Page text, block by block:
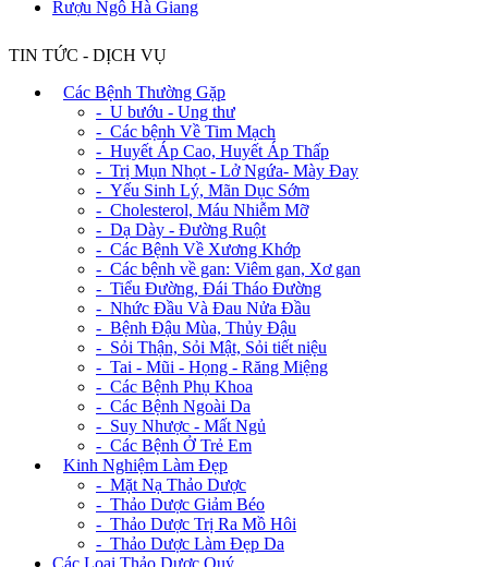
Rượu Ngô Hà Giang
TIN TỨC - DỊCH VỤ
Các Bệnh Thường Gặp
- U bướu - Ung thư
- Các bệnh Về Tim Mạch
- Huyết Áp Cao, Huyết Áp Thấp
- Trị Mụn Nhọt - Lở Ngứa- Mày Đay
- Yếu Sinh Lý, Mãn Dục Sớm
- Cholesterol, Máu Nhiễm Mỡ
- Dạ Dày - Đường Ruột
- Các Bệnh Về Xương Khớp
- Các bệnh về gan: Viêm gan, Xơ gan
- Tiểu Đường, Đái Tháo Đường
- Nhức Đầu Và Đau Nửa Đầu
- Bệnh Đậu Mùa, Thủy Đậu
- Sỏi Thận, Sỏi Mật, Sỏi tiết niệu
- Tai - Mũi - Họng - Răng Miệng
- Các Bệnh Phụ Khoa
- Các Bệnh Ngoài Da
- Suy Nhược - Mất Ngủ
- Các Bệnh Ở Trẻ Em
Kinh Nghiệm Làm Đẹp
- Mặt Nạ Thảo Dược
- Thảo Dược Giảm Béo
- Thảo Dược Trị Ra Mồ Hôi
- Thảo Dược Làm Đẹp Da
Các Loại Thảo Dược Quý